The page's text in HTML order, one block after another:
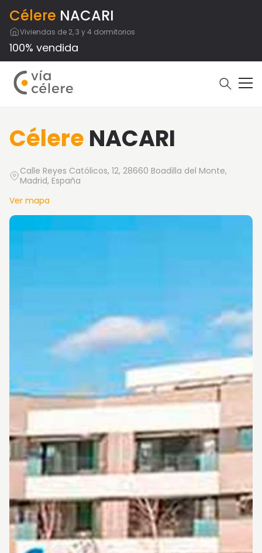
Célere NACARI
Viviendas de 2, 3 y 4 dormitorios
100% vendida
Célere NACARI
Calle Reyes Católicos, 12, 28660 Boadilla del Monte,
Madrid, España
Ver mapa